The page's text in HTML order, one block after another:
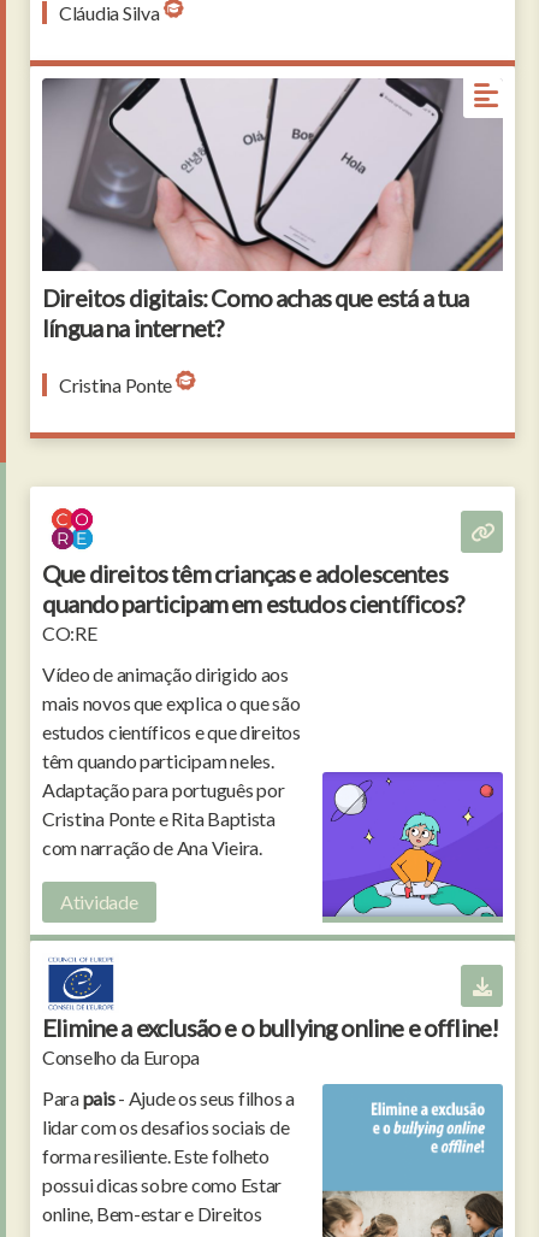
Cláudia Silva
Direitos digitais: Como achas que está a tua
língua na internet?
Cristina Ponte
Que direitos têm crianças e adolescentes
quando participam em estudos científicos?
CO:RE
Vídeo de animação dirigido aos
mais novos que explica o que são
estudos científicos e que direitos
têm quando participam neles.
Adaptação para português por
Cristina Ponte e Rita Baptista
com narração de Ana Vieira.
Atividade
Elimine a exclusão e o bullying online e offline!
Conselho da Europa
Parapais- Ajude os seus filhos a
lidar com os desafios sociais de
forma resiliente. Este folheto
possui dicas sobre como Estar
online, Bem-estar e Direitos